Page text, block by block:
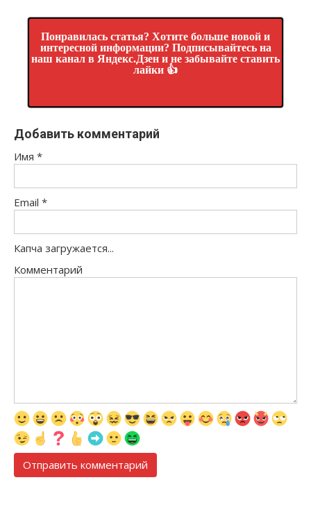
Понравилась статья? Хотите больше новой и
интересной информации? Подписывайтесь на
наш канал в Яндекс.Дзен и не забывайте ставить
лайки 👍
Добавить комментарий
Имя *
Email *
Капча загружается...
Комментарий